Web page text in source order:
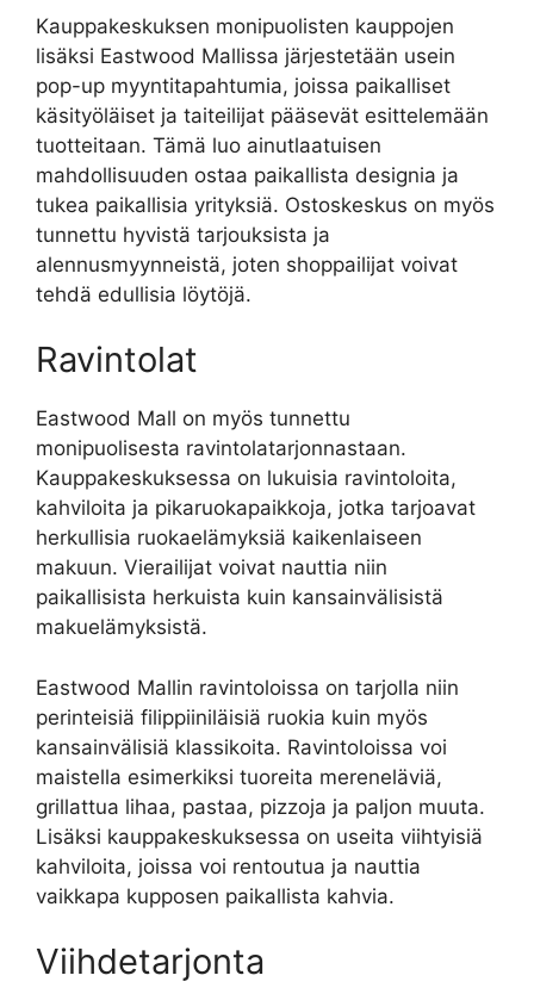
Kauppakeskuksen monipuolisten kauppojen
lisäksi Eastwood Mallissa järjestetään usein
pop-up myyntitapahtumia, joissa paikalliset
käsityöläiset ja taiteilijat pääsevät esittelemään
tuotteitaan. Tämä luo ainutlaatuisen
mahdollisuuden ostaa paikallista designia ja
tukea paikallisia yrityksiä. Ostoskeskus on myös
tunnettu hyvistä tarjouksista ja
alennusmyynneistä, joten shoppailijat voivat
tehdä edullisia löytöjä.
Ravintolat
Eastwood Mall on myös tunnettu
monipuolisesta ravintolatarjonnastaan.
Kauppakeskuksessa on lukuisia ravintoloita,
kahviloita ja pikaruokapaikkoja, jotka tarjoavat
herkullisia ruokaelämyksiä kaikenlaiseen
makuun. Vierailijat voivat nauttia niin
paikallisista herkuista kuin kansainvälisistä
makuelämyksistä.
Eastwood Mallin ravintoloissa on tarjolla niin
perinteisiä filippiiniläisiä ruokia kuin myös
kansainvälisiä klassikoita. Ravintoloissa voi
maistella esimerkiksi tuoreita mereneläviä,
grillattua lihaa, pastaa, pizzoja ja paljon muuta.
Lisäksi kauppakeskuksessa on useita viihtyisiä
kahviloita, joissa voi rentoutua ja nauttia
vaikkapa kupposen paikallista kahvia.
Viihdetarjonta